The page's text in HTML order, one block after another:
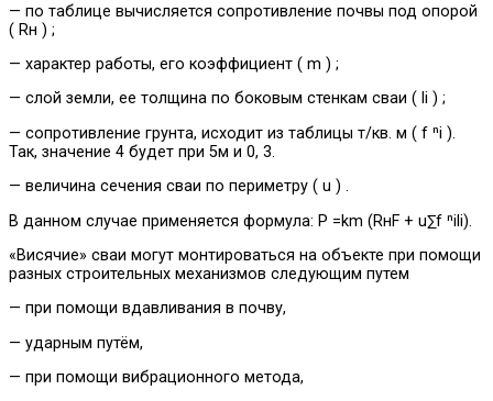
— по таблице вычисляется сопротивление почвы под опорой
( Rн ) ;
— характер работы, его коэффициент ( m ) ;
— слой земли, ее толщина по боковым стенкам сваи ( li ) ;
— сопротивление грунта, исходит из таблицы т/кв. м ( f ⁿi ).
Так, значение 4 будет при 5м и 0, 3.
— величина сечения сваи по периметру ( u ) .
В данном случае применяется формула: P =km (RнF + u∑f ⁿili).
«Висячие» сваи могут монтироваться на объекте при помощи
разных строительных механизмов следующим путем
— при помощи вдавливания в почву,
— ударным путём,
— при помощи вибрационного метода,